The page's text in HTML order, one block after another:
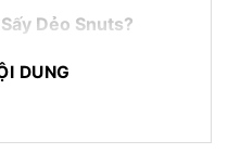
Dẻo Snuts?
lượng cao:
vùng trồng chà
DUNG